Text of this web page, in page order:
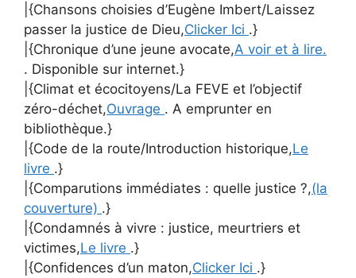
|{Chansons choisies d’Eugène Imbert/Laissez
passer la justice de Dieu,Clicker Ici .}
|{Chronique d’une jeune avocate,A voir et à lire.
. Disponible sur internet.}
|{Climat et écocitoyens/La FEVE et l’objectif
zéro-déchet,Ouvrage . A emprunter en
bibliothèque.}
|{Code de la route/Introduction historique,Le
livre .}
|{Comparutions immédiates : quelle justice ?,(la
couverture) .}
|{Condamnés à vivre : justice, meurtriers et
victimes,Le livre .}
|{Confidences d’un maton,Clicker Ici .}